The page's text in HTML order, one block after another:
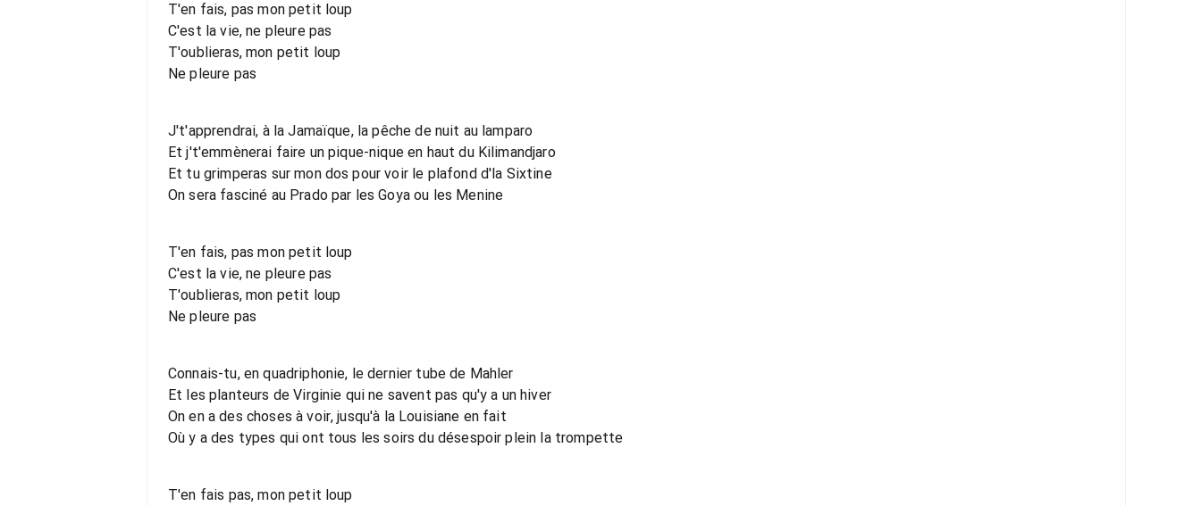
T'en fais, pas mon petit loup
C'est la vie, ne pleure pas
T'oublieras, mon petit loup
Ne pleure pas
J't'apprendrai, à la Jamaïque, la pêche de nuit au lamparo
Et j't'emmènerai faire un pique-nique en haut du Kilimandjaro
Et tu grimperas sur mon dos pour voir le plafond d'la Sixtine
On sera fasciné au Prado par les Goya ou les Menine
T'en fais, pas mon petit loup
C'est la vie, ne pleure pas
T'oublieras, mon petit loup
Ne pleure pas
Connais-tu, en quadriphonie, le dernier tube de Mahler
Et les planteurs de Virginie qui ne savent pas qu'y a un hiver
On en a des choses à voir, jusqu'à la Louisiane en fait
Où y a des types qui ont tous les soirs du désespoir plein la trompette
T'en fais pas, mon petit loup